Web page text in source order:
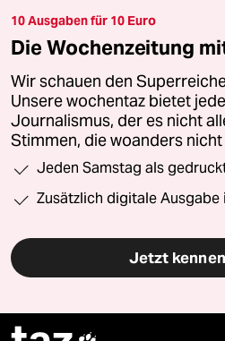
10 Ausgaben für 10 Euro
Die Wochenzeitung
Wir schauen den
Unsere wochentaz bietet
Journalismus, der es nicht
Stimmen, die woanders
Jeden Samstag als
Zusätzlich digitale Ausgabe
Jetzt